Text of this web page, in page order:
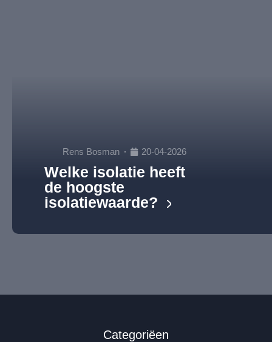
Rens Bosman 20-04-2026
Welke isolatie heeft
de hoogste
isolatiewaarde?
Categoriëen